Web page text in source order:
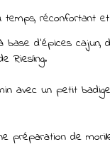
réconfortant
d'épices cajun,
Riesling.
avec un petit
préparation de